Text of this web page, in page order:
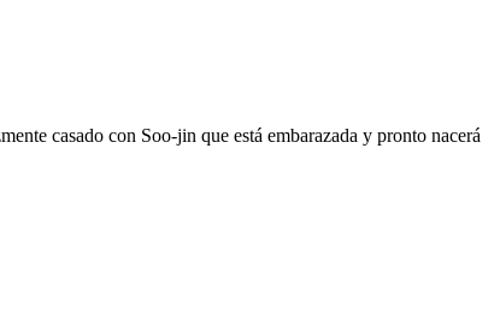
casado con Soo-jin que está embarazada y pronto nacerá